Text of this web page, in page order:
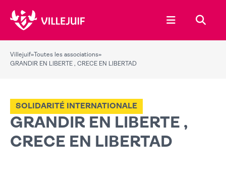
Ouvrir le
Villejuif» Toutes les associations»
GRANDIR EN LIBERTE , CRECE EN LIBERTAD
GRANDIR EN LIBERTE ,
CRECE EN LIBERTAD
SOLIDARITÉ INTERNATIONALE